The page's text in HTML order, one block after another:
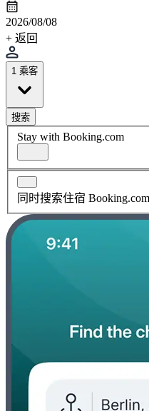
2026/08/08
+ 返回
1 乘客
搜索
Stay with Booking.com
同时搜索住宿